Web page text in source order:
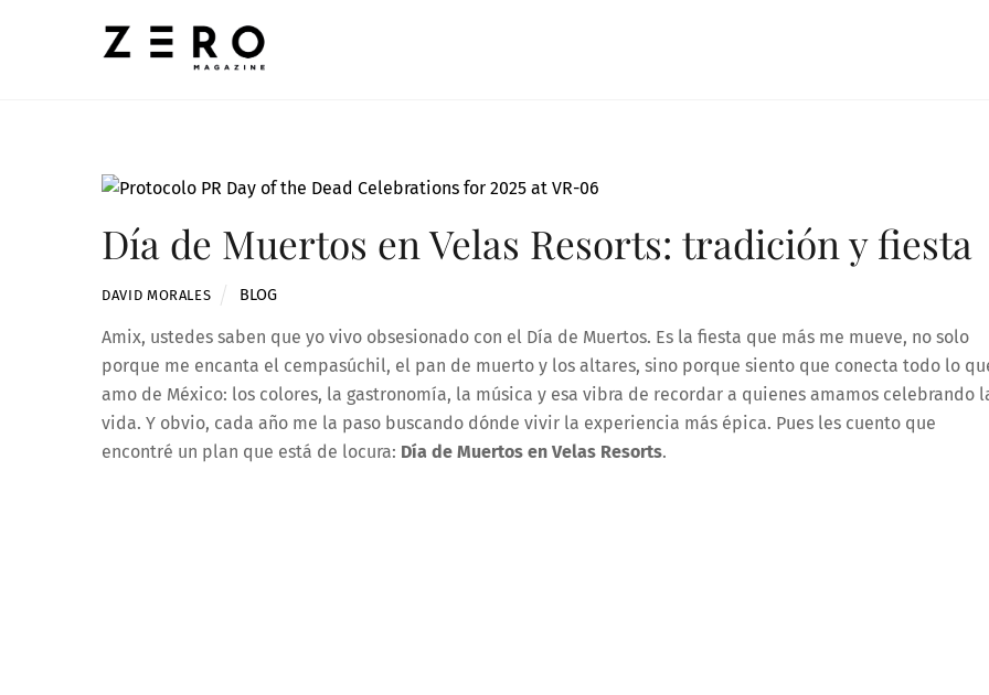
Día de Muertos en Velas Resorts: tradición y fiesta
DAVID MORALES BLOG
Amix, ustedes saben que yo vivo obsesionado con el Día de Muertos. Es la fiesta que más me mueve, no solo
porque me encanta el cempasúchil, el pan de muerto y los altares, sino porque siento que conecta todo lo
amo de México: los colores, la gastronomía, la música y esa vibra de recordar a quienes amamos celebrando
vida. Y obvio, cada año me la paso buscando dónde vivir la experiencia más épica. Pues les cuento que
encontré un plan que está de locura: Día de Muertos en Velas Resorts.